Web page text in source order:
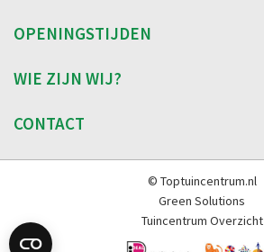
OPENINGSTIJDEN
WIE ZIJN WIJ?
CONTACT
© Toptuincentrum.nl
Green Solutions
Tuincentrum Overzicht